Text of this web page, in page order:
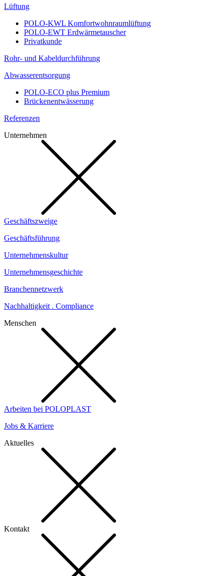
Lüftung
POLO-KWL Komfortwohnraumlüftung
POLO-EWT Erdwärmetauscher
Privatkunde
Rohr- und Kabeldurchführung
Abwasserentsorgung
POLO-ECO plus Premium
Brückenentwässerung
Referenzen
Unternehmen
Geschäftszweige
Geschäftsführung
Unternehmenskultur
Unternehmensgeschichte
Branchennetzwerk
Nachhaltigkeit . Compliance
Menschen
Arbeiten bei POLOPLAST
Jobs & Karriere
Aktuelles
Kontakt